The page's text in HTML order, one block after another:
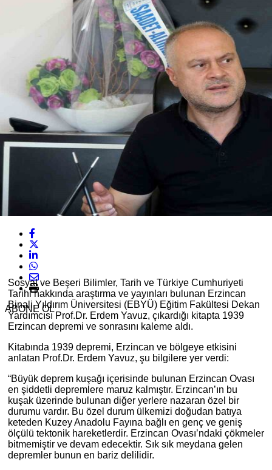
ABONE OL
Sosyal ve Beşeri Bilimler, Tarih ve Türkiye Cumhuriyeti
Tarihi hakkında araştırma ve yayınları bulunan Erzincan
Binali Yıldırım Üniversitesi (EBYÜ) Eğitim Fakültesi Dekan
Yardımcısı Prof.Dr. Erdem Yavuz, çıkardığı kitapta 1939
Erzincan depremi ve sonrasını kaleme aldı.
Kitabında 1939 depremi, Erzincan ve bölgeye etkisini
anlatan Prof.Dr. Erdem Yavuz, şu bilgilere yer verdi:
“Büyük deprem kuşağı içerisinde bulunan Erzincan Ovası
en şiddetli depremlere maruz kalmıştır. Erzincan’ın bu
kuşak üzerinde bulunan diğer yerlere nazaran özel bir
durumu vardır. Bu özel durum ülkemizi doğudan batıya
keteden Kuzey Anadolu Fayına bağlı en genç ve geniş
ölçülü tektonik hareketlerdir. Erzincan Ovası’ndaki çökmeler
bitmemiştir ve devam edecektir. Sık sık meydana gelen
depremler bunun en bariz delilidir.